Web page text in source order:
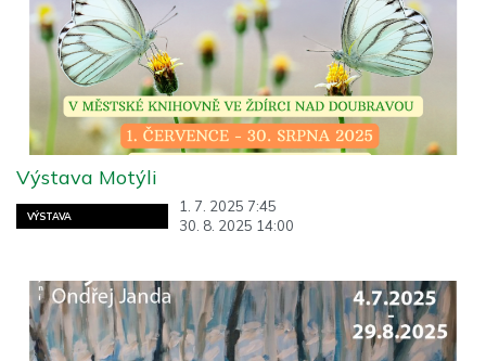
VÝSTAVA
1. 7. 2025 7:45
30. 8. 2025 14:00
Výstava Motýli